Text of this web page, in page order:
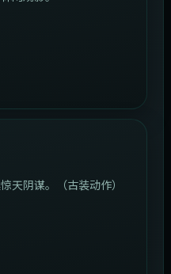
天阴谋。（古装动作）